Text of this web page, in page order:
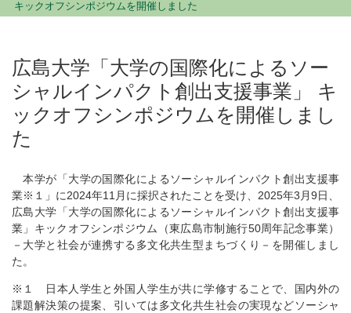
キックオフシンポジウムを開催しました
広島大学「大学の国際化によるソー
シャルインパクト創出支援事業」 キ
ックオフシンポジウムを開催しまし
た
本学が「大学の国際化によるソーシャルインパクト創出支援事
業※１」に2024年11月に採択されたことを受け、2025年3月9日、
広島大学「大学の国際化によるソーシャルインパクト創出支援事
業」キックオフシンポジウム（東広島市制施行50周年記念事業）
－大学と社会が連携する多文化共生型まちづくり－を開催しまし
た。
※１ 日本人学生と外国人学生が共に学修することで、国内外の
課題解決策の提案、引いては多文化共生社会の実現などソーシャ